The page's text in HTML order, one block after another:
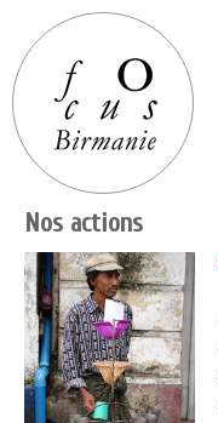
Nos actions